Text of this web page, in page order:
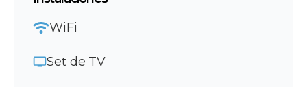
WiFi
Set de TV